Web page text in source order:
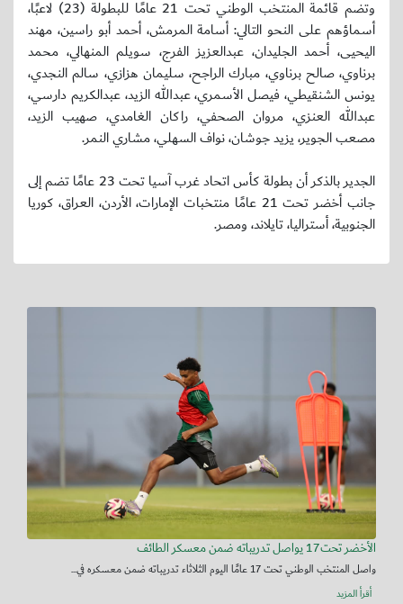
وتضم قائمة المنتخب الوطني تحت 21 عامًا للبطولة (23) لاعبًا،
أسماؤهم على النحو التالي: أسامة المرمش، أحمد أبو راسين، مهند
اليحيى، أحمد الجليدان، عبدالعزيز الفرج، سويلم المنهالي، محمد
برناوي، صالح برناوي، مبارك الراجح، سليمان هزازي، سالم النجدي،
يونس الشنقيطي، فيصل الأسمري، عبدالله الزيد، عبدالكريم دارسي،
عبدالله العنزي، مروان الصحفي، راكان الغامدي، صهيب الزيد،
مصعب الجوير، يزيد جوشان، نواف السهلي، مشاري النمر.
الجدير بالذكر أن بطولة كأس اتحاد غرب آسيا تحت 23 عامًا تضم إلى
جانب أخضر تحت 21 عامًا منتخبات الإمارات، الأردن، العراق، كوريا
الجنوبية، أستراليا، تايلاند، ومصر.
الأخضر تحت17 يواصل تدريباته ضمن معسكر الطائف
واصل المنتخب الوطني تحت 17 عامًا اليوم الثلاثاء تدريباته ضمن معسكره في...
أقرأ المزيد